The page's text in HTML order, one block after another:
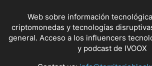
Web sobre información
criptomonedas y tecnologías
general. Acceso a los influencers
y podcast de IVOOX